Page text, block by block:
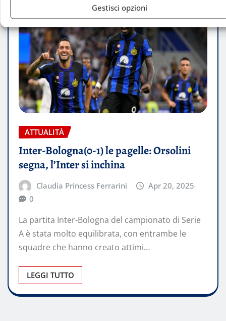
Gestisci opzioni
ATTUALITÀ
Inter-Bologna(0-1) le pagelle: Orsolini
segna, l’Inter si inchina
Claudia Princess Ferrarini
Apr 20, 2025
0
La partita Inter-Bologna del campionato di Serie
A è stata molto equilibrata, con entrambe le
squadre che hanno creato attimi…
LEGGI TUTTO